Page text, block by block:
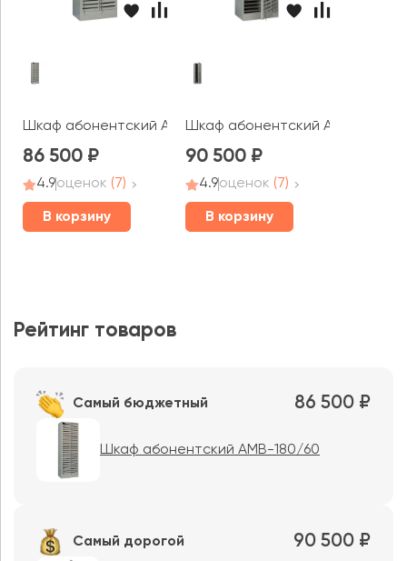
Шкаф абонентский AMB-180/60
86 500
4.9оценок (7)
В корзину
Шкаф абонентский AMB-180/
90 500
4.9оценок (7)
В корзину
Рейтинг товаров
Самый бюджетный 86 500 ₽
Шкаф абонентский AMB-180/60
Самый дорогой 90 500 ₽